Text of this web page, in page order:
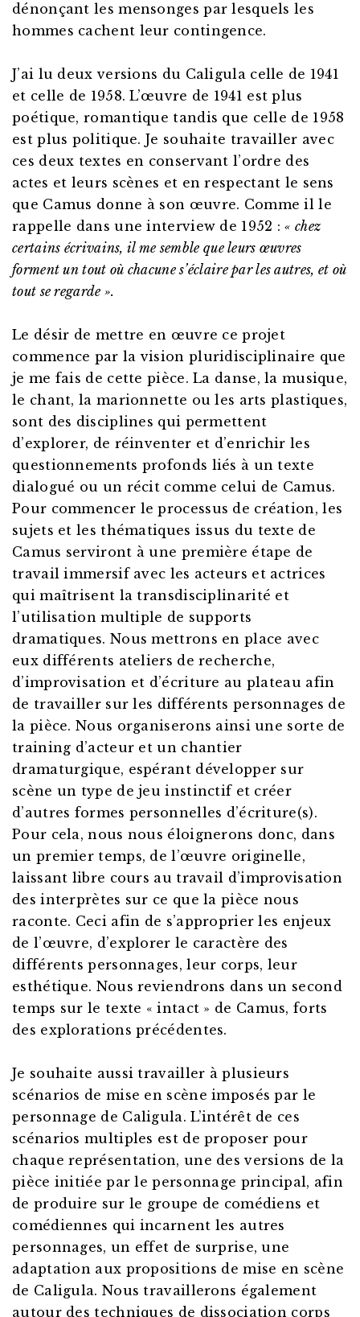
dénonçant les mensonges par lesquels les
hommes cachent leur contingence.
J’ai lu deux versions du Caligula celle de 1941
et celle de 1958. L’œuvre de 1941 est plus
poétique, romantique tandis que celle de 1958
est plus politique. Je souhaite travailler avec
ces deux textes en conservant l’ordre des
actes et leurs scènes et en respectant le sens
que Camus donne à son œuvre. Comme il le
rappelle dans une interview de 1952 :« chez
certains écrivains, il me semble que leurs œuvres
forment un tout où chacune s’éclaire par les autres, et où
tout se regarde ».
Le désir de mettre en œuvre ce projet
commence par la vision pluridisciplinaire que
je me fais de cette pièce. La danse, la musique,
le chant, la marionnette ou les arts plastiques,
sont des disciplines qui permettent
d’explorer, de réinventer et d’enrichir les
questionnements profonds liés à un texte
dialogué ou un récit comme celui de Camus.
Pour commencer le processus de création, les
sujets et les thématiques issus du texte de
Camus serviront à une première étape de
travail immersif avec les acteurs et actrices
qui maîtrisent la transdisciplinarité et
l’utilisation multiple de supports
dramatiques. Nous mettrons en place avec
eux différents ateliers de recherche,
d’improvisation et d’écriture au plateau afin
de travailler sur les différents personnages de
la pièce. Nous organiserons ainsi une sorte de
training d’acteur et un chantier
dramaturgique, espérant développer sur
scène un type de jeu instinctif et créer
d’autres formes personnelles d’écriture(s).
Pour cela, nous nous éloignerons donc, dans
un premier temps, de l’œuvre originelle,
laissant libre cours au travail d’improvisation
des interprètes sur ce que la pièce nous
raconte. Ceci afin de s’approprier les enjeux
de l’œuvre, d’explorer le caractère des
différents personnages, leur corps, leur
esthétique. Nous reviendrons dans un second
temps sur le texte « intact » de Camus, forts
des explorations précédentes.
Je souhaite aussi travailler à plusieurs
scénarios de mise en scène imposés par le
personnage de Caligula. L’intérêt de ces
scénarios multiples est de proposer pour
chaque représentation, une des versions de la
pièce initiée par le personnage principal, afin
de produire sur le groupe de comédiens et
comédiennes qui incarnent les autres
personnages, un effet de surprise, une
adaptation aux propositions de mise en scène
de Caligula. Nous travaillerons également
autour des techniques de dissociation corps